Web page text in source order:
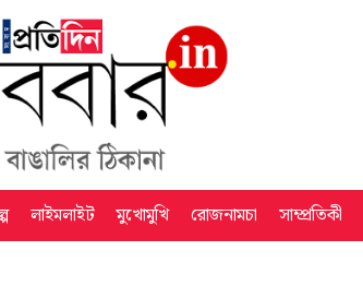
লাইমলাইট মুখোমুখি রোজনামচা সাম্প্রতিকী